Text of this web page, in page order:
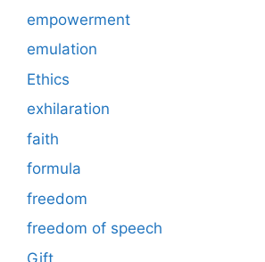
empowerment
emulation
Ethics
exhilaration
faith
formula
freedom
freedom of speech
Gift